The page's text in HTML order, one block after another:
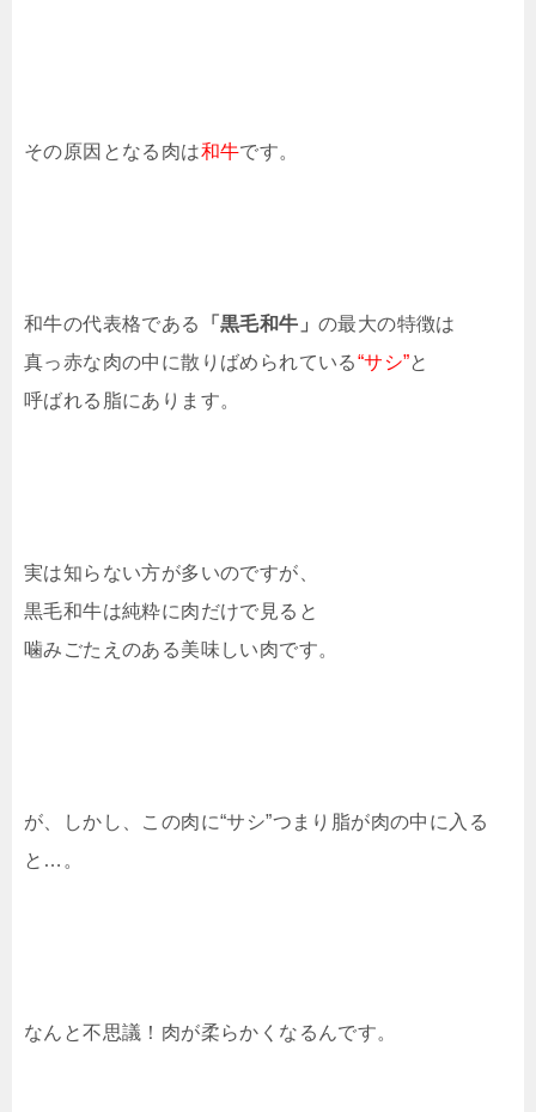
その原因となる肉は和牛です。
和牛の代表格である 「黒毛和牛」の最大の特徴は
真っ赤な肉の中に散りばめられている“サシ”と
呼ばれる脂にあります。
実は知らない方が多いのですが、
黒毛和牛は純粋に肉だけで見ると
噛みごたえのある美味しい肉です。
が、しかし、この肉に“サシ”つまり脂が肉の中に入る
と…。
なんと不思議！肉が柔らかくなるんです。